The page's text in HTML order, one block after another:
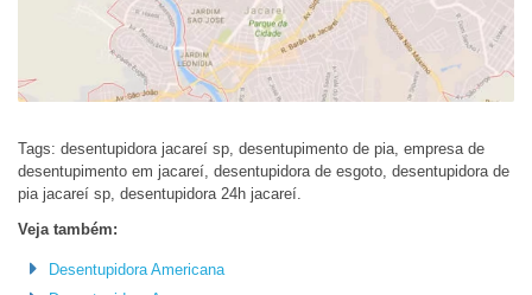
Tags: desentupidora jacareí sp, desentupimento de pia, empresa de
desentupimento em jacareí, desentupidora de esgoto, desentupidora de
pia jacareí sp, desentupidora 24h jacareí.
Veja também:
Desentupidora Americana